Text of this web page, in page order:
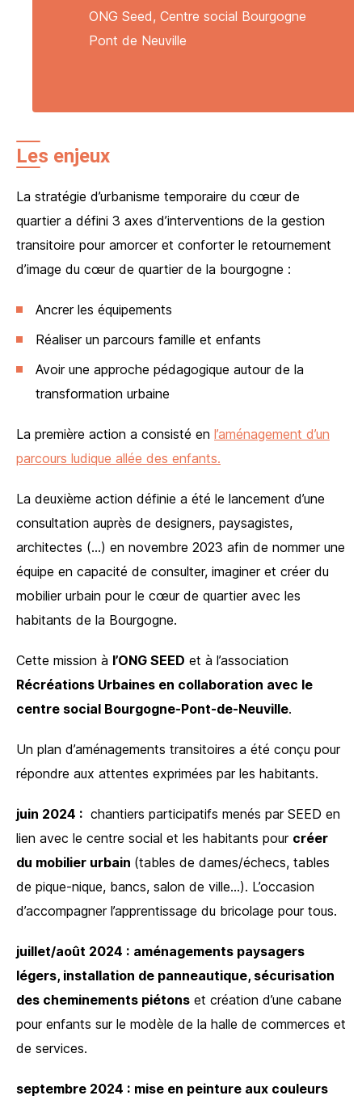
ONG Seed, Centre social Bourgogne
Pont de Neuville
Les enjeux
La stratégie d’urbanisme temporaire du cœur de
quartier a défini 3 axes d’interventions de la gestion
transitoire pour amorcer et conforter le retournement
d’image du cœur de quartier de la bourgogne :
Ancrer les équipements
Réaliser un parcours famille et enfants
Avoir une approche pédagogique autour de la
transformation urbaine
La première action a consisté en l’aménagement d’un
parcours ludique allée des enfants.
La deuxième action définie a été le lancement d’une
consultation auprès de designers, paysagistes,
architectes (…) en novembre 2023 afin de nommer une
équipe en capacité de consulter, imaginer et créer du
mobilier urbain pour le cœur de quartier avec les
habitants de la Bourgogne.
Cette mission à l’ONG SEED et à l’association
Récréations Urbaines en collaboration avec le
centre social Bourgogne-Pont-de-Neuville.
Un plan d’aménagements transitoires a été conçu pour
répondre aux attentes exprimées par les habitants.
juin 2024 : chantiers participatifs menés par SEED en
lien avec le centre social et les habitants pour créer
du mobilier urbain (tables de dames/échecs, tables
de pique-nique, bancs, salon de ville…). L’occasion
d’accompagner l’apprentissage du bricolage pour tous.
juillet/août 2024 : aménagements paysagers
légers, installation de panneautique, sécurisation
des cheminements piétons et création d’une cabane
pour enfants sur le modèle de la halle de commerces et
de services.
septembre 2024 : mise en peinture aux couleurs